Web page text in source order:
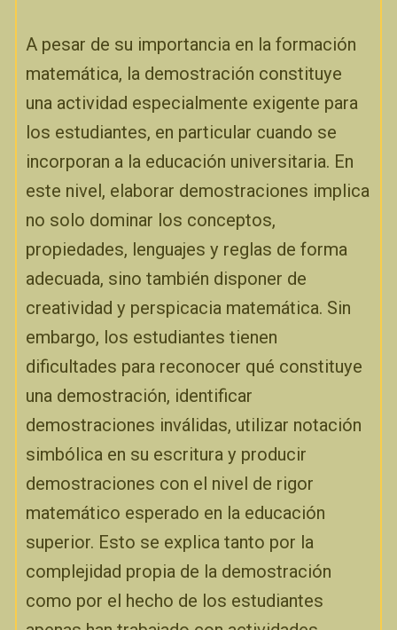
A pesar de su importancia en la formación
matemática, la demostración constituye
una actividad especialmente exigente para
los estudiantes, en particular cuando se
incorporan a la educación universitaria. En
este nivel, elaborar demostraciones implica
no solo dominar los conceptos,
propiedades, lenguajes y reglas de forma
adecuada, sino también disponer de
creatividad y perspicacia matemática. Sin
embargo, los estudiantes tienen
dificultades para reconocer qué constituye
una demostración, identificar
demostraciones inválidas, utilizar notación
simbólica en su escritura y producir
demostraciones con el nivel de rigor
matemático esperado en la educación
superior. Esto se explica tanto por la
complejidad propia de la demostración
como por el hecho de los estudiantes